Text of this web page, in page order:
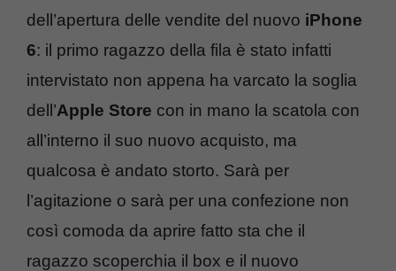
dell’apertura delle vendite del nuovo iPhone
6: il primo ragazzo della fila è stato infatti
intervistato non appena ha varcato la soglia
dell’Apple Store con in mano la scatola con
all’interno il suo nuovo acquisto, ma
qualcosa è andato storto. Sarà per
l’agitazione o sarà per una confezione non
così comoda da aprire fatto sta che il
ragazzo scoperchia il box e il nuovo